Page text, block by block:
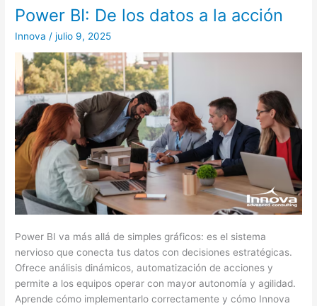
Power BI: De los datos a la acción
Innova /julio 9, 2025
Power BI va más allá de simples gráficos: es el sistema
nervioso que conecta tus datos con decisiones estratégicas.
Ofrece análisis dinámicos, automatización de acciones y
permite a los equipos operar con mayor autonomía y agilidad.
Aprende cómo implementarlo correctamente y cómo Innova
Power
De
los
datos
a
acción